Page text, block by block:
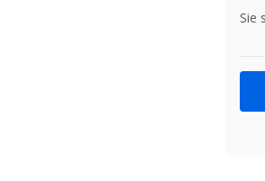
Sie